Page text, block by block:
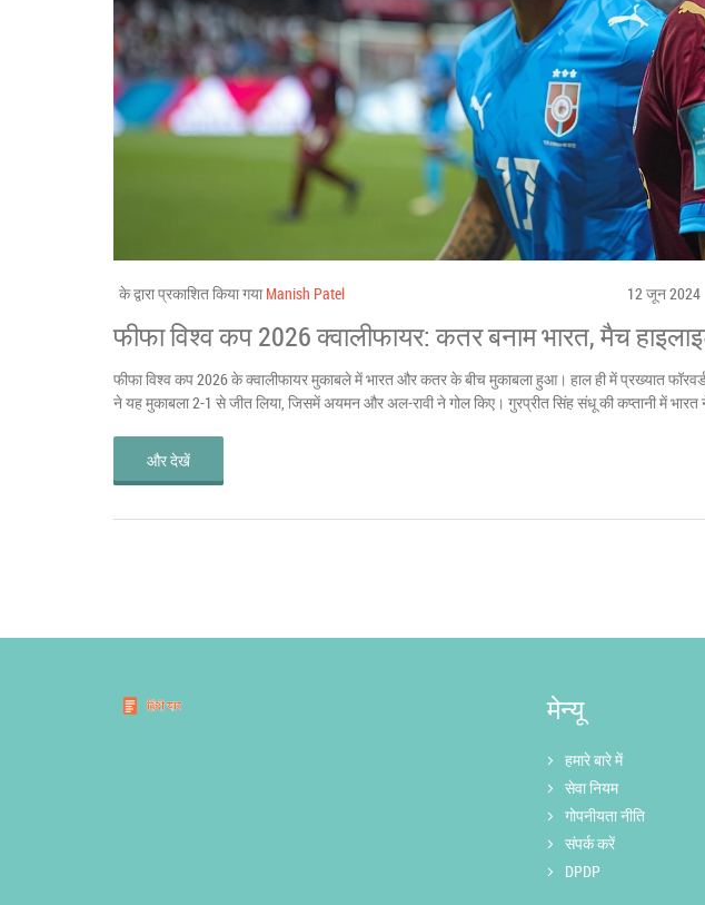
के द्वारा प्रकाशित किया गया Manish Patel 12 जून 2024
फीफा विश्व कप 2026 क्वालीफायर: कतर बनाम भारत, मैच
फीफा विश्व कप 2026 के क्वालीफायर मुकाबले में भारत और कतर के बीच मुकाबला हुआ। हाल ही में प्रख्यात
ने यह मुकाबला 2-1 से जीत लिया, जिसमें अयमन और अल-रावी ने गोल किए। गुरप्रीत सिंह संधू की कप्तानी में
और देखें
मेन्यू
हमारे बारे में
सेवा नियम
गोपनीयता नीति
संपर्क करें
DPDP